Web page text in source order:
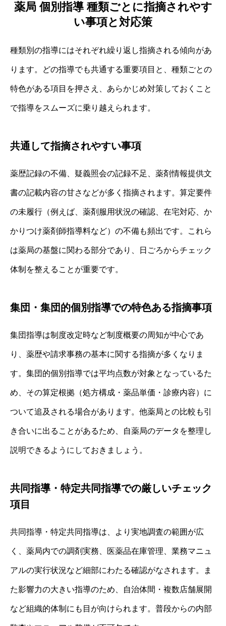
薬局 個別指導 種類ごとに指摘されやす
い事項と対応策
種類別の指導にはそれぞれ繰り返し指摘される傾向があ
ります。どの指導でも共通する重要項目と、種類ごとの
特色がある項目を押さえ、あらかじめ対策しておくこと
で指導をスムーズに乗り越えられます。
共通して指摘されやすい事項
薬歴記録の不備、疑義照会の記録不足、薬剤情報提供文
書の記載内容の甘さなどが多く指摘されます。算定要件
の未履行（例えば、薬剤服用状況の確認、在宅対応、か
かりつけ薬剤師指導料など）の不備も頻出です。これら
は薬局の基盤に関わる部分であり、日ごろからチェック
体制を整えることが重要です。
集団・集団的個別指導での特色ある指摘事項
集団指導は制度改定時など制度概要の周知が中心であ
り、薬歴や請求事務の基本に関する指摘が多くなりま
す。集団的個別指導では平均点数が対象となっているた
め、その算定根拠（処方構成・薬品単価・診療内容）に
ついて追及される場合があります。他薬局との比較も引
き合いに出ることがあるため、自薬局のデータを整理し
説明できるようにしておきましょう。
共同指導・特定共同指導での厳しいチェック
項目
共同指導・特定共同指導は、より実地調査の範囲が広
く、薬局内での調剤実務、医薬品在庫管理、業務マニュ
アルの実行状況など細部にわたる確認がなされます。ま
た影響力の大きい指導のため、自治体間・複数店舗展開
など組織的体制にも目が向けられます。普段からの内部